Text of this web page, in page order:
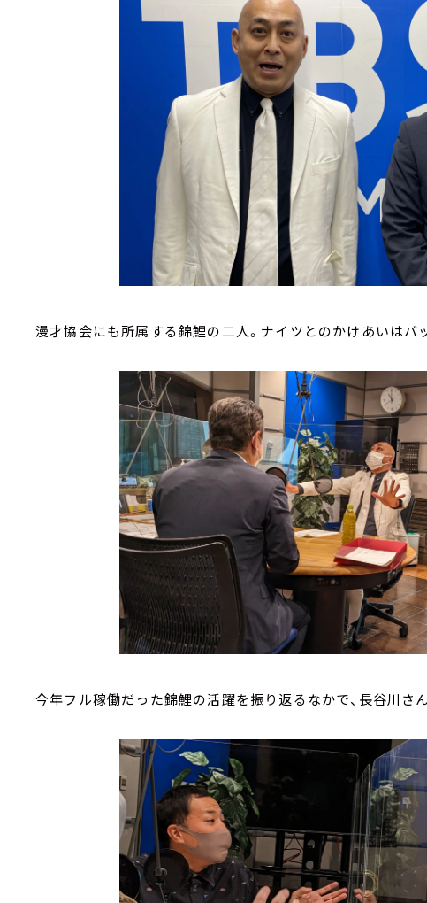
漫才協会にも所属する錦鯉の二人。ナイツとのかけあいはバ
今年フル稼働だった錦鯉の活躍を振り返るなかで、長谷川さ